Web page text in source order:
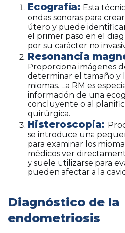
Ecografía: Esta
ondas sonoras para
útero y puede
el primer paso en el
por su carácter no
Resonancia
Proporciona imágenes
determinar el tamaño y
miomas. La RM es
información de una
concluyente o al
quirúrgica.
Histeroscopia:
se introduce una
para examinar los
médicos ver
y suele utilizarse para
pueden afectar a la
Diagnóstico de la
endometriosis